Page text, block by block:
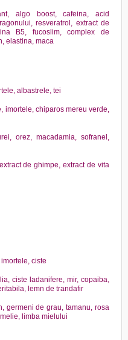
algo boost, cafeina, acid
resveratrol, extract de
B5, fucoslim, complex de
elastina, maca
albastrele, tei
imortele, chiparos mereu verde,
orez, macadamia, sofranel,
de ghimpe, extract de vita
ciste
ciste ladanifere, mir, copaiba,
lemn de trandafir
germeni de grau, tamanu, rosa
limba mielului